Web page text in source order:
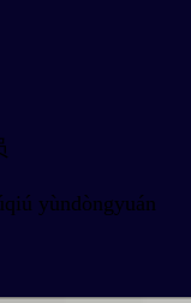
yùndòngyuán